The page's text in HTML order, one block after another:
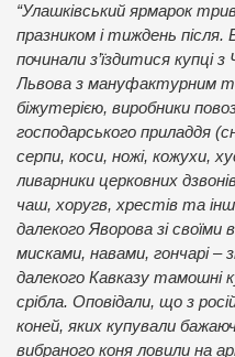
“Улашківський ярмарок
празником і тиждень після.
починали з’їздитися купці з
Львова з мануфактурним
біжутерією, виробники
господарського приладдя
серпи, коси, ножі, кожухи,
ливарники церковних
чаш, хоругв, хрестів та
далекого Яворова зі
мисками, навами, гончарі –
далекого Кавказу тамошні
срібла. Оповідали, що з
коней, яких купували
вибраного коня ловили на